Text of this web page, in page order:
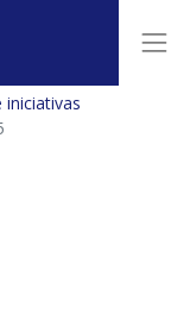
iniciativas